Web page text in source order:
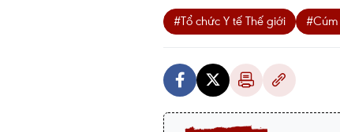
#Tổ chức Y tế Thế giới